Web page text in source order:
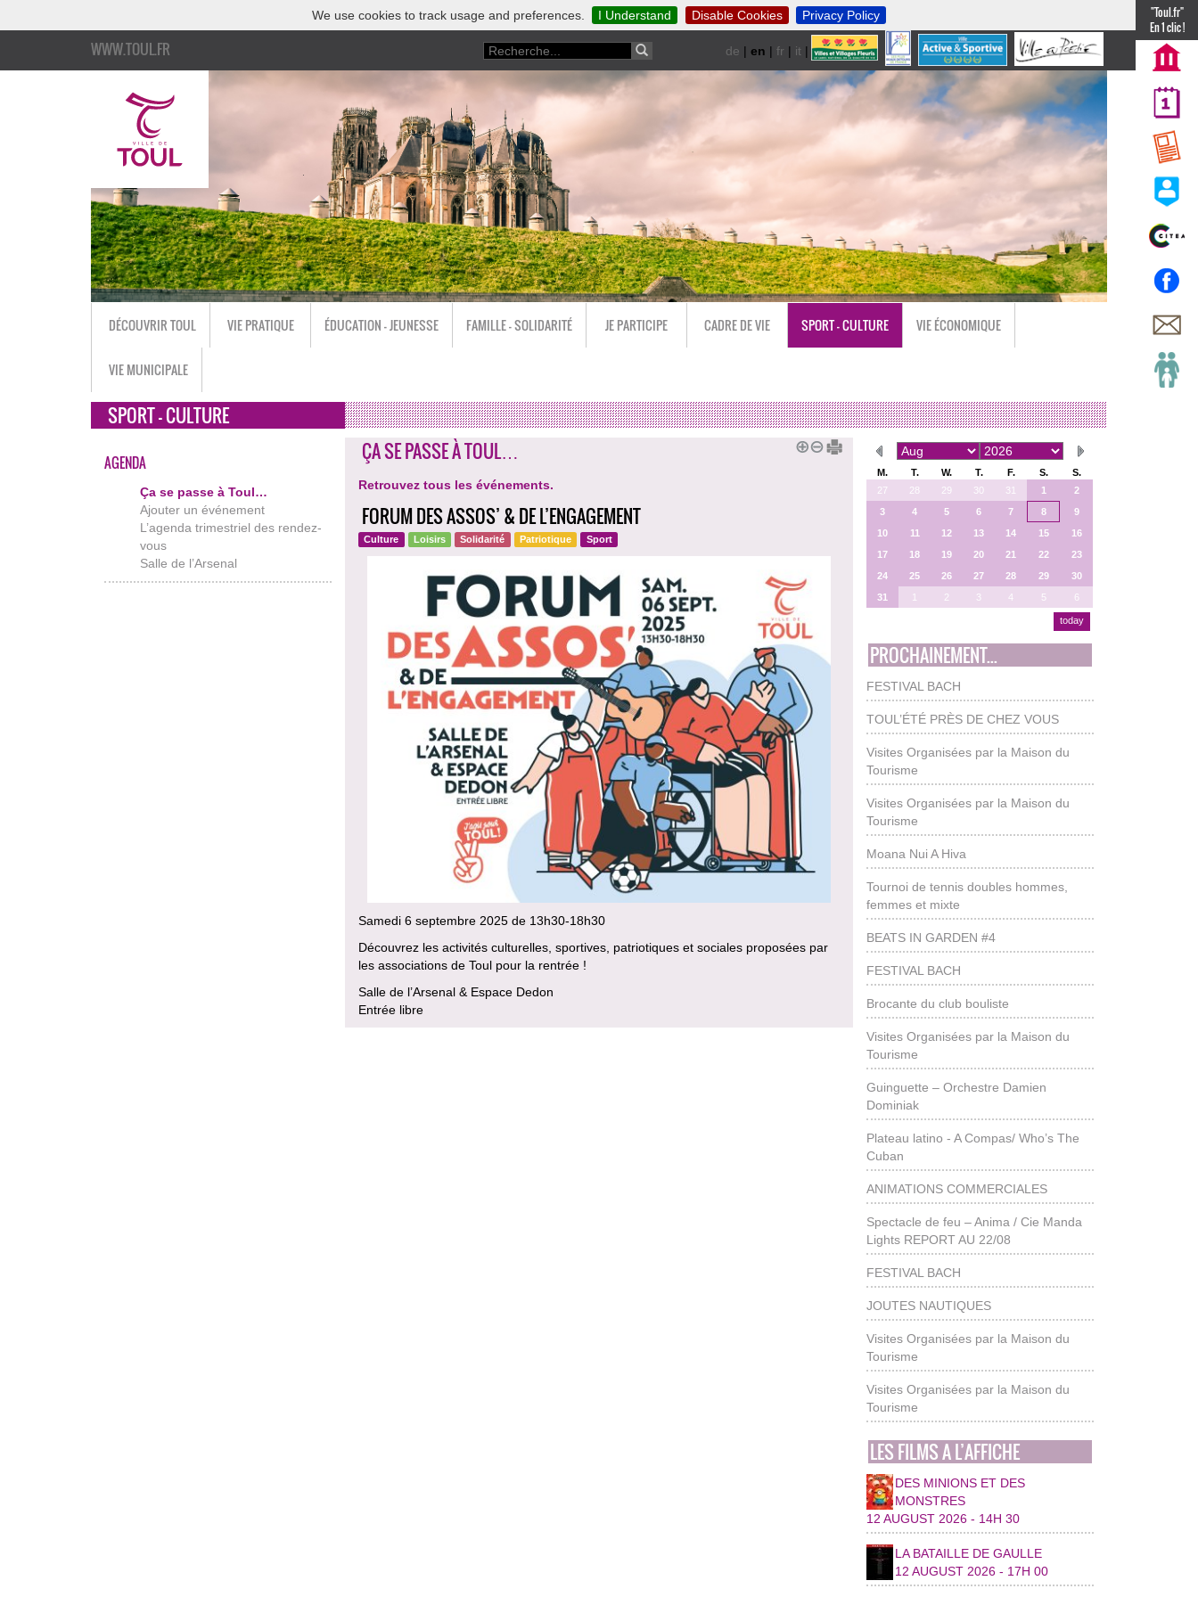
We use cookies to track usage and preferences. I Understand Disable Cookies Privacy Policy
WWW.TOUL.FR de | en | fr | it |nl
"Toul.fr"
En 1 clic !
DÉCOUVRIR TOUL VIE PRATIQUE ÉDUCATION - JEUNESSE FAMILLE - SOLIDARITÉ JE PARTICIPE CADRE DE VIE SPORT - CULTURE VIE ÉCONOMIQUE
VIE MUNICIPALE
SPORT - CULTURE
AGENDA
Ça se passe à Toul…
Ajouter un événement
L’agenda trimestriel des rendez-
vous
Salle de l’Arsenal
ÇA SE PASSE À TOUL…
Retrouvez tous les événements.
FORUM DES ASSOS’ & DE L’ENGAGEMENT
Culture Loisirs Solidarité Patriotique Sport
Samedi 6 septembre 2025 de 13h30-18h30
Découvrez les activités culturelles, sportives, patriotiques et sociales proposées par
les associations de Toul pour la rentrée !
Salle de l’Arsenal & Espace Dedon
Entrée libre
M. T. W. T. F. S.
S.
27
28 29 30 31 1
2
3
4 5 6 7 8
9
10
11 12 13 14 15
16
17
18 19 20 21 22
23
24
25 26 27 28 29
30
31
1 2 3 4 5 6
today
PROCHAINEMENT...
FESTIVAL BACH
TOUL’ÉTÉ PRÈS DE CHEZ VOUS
Visites Organisées par la Maison du
Tourisme
Visites Organisées par la Maison du
Tourisme
Moana Nui A Hiva
Tournoi de tennis doubles hommes,
femmes et mixte
BEATS IN GARDEN #4
FESTIVAL BACH
Brocante du club bouliste
Visites Organisées par la Maison du
Tourisme
Guinguette – Orchestre Damien
Dominiak
Plateau latino - A Compas/ Who’s The
Cuban
ANIMATIONS COMMERCIALES
Spectacle de feu – Anima / Cie Manda
Lights REPORT AU 22/08
FESTIVAL BACH
JOUTES NAUTIQUES
Visites Organisées par la Maison du
Tourisme
Visites Organisées par la Maison du
Tourisme
LES FILMS A L’AFFICHE
DES MINIONS ET DES
MONSTRES
12 AUGUST 2026 - 14H 30
LA BATAILLE DE GAULLE
12 AUGUST 2026 - 17H 00